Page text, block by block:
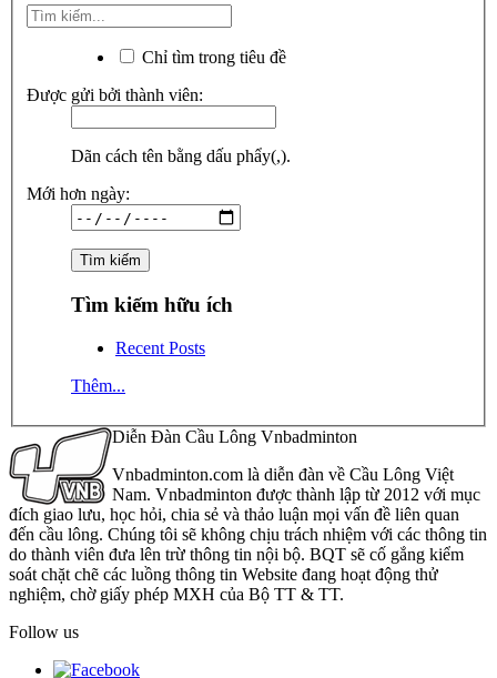
Chỉ tìm trong tiêu đề
Được gửi bởi thành viên:
Dãn cách tên bằng dấu phẩy(,).
Mới hơn ngày:
Tìm kiếm hữu ích
Recent Posts
Thêm...
Diễn Đàn Cầu Lông Vnbadminton
Vnbadminton.com là diễn đàn về Cầu Lông Việt
Nam. Vnbadminton được thành lập từ 2012 với mục
đích giao lưu, học hỏi, chia sẻ và thảo luận mọi vấn đề liên quan
đến cầu lông. Chúng tôi sẽ không chịu trách nhiệm với các thông tin
do thành viên đưa lên trừ thông tin nội bộ. BQT sẽ cố gắng kiểm
soát chặt chẽ các luồng thông tin Website đang hoạt động thử
nghiệm, chờ giấy phép MXH của Bộ TT & TT.
Follow us